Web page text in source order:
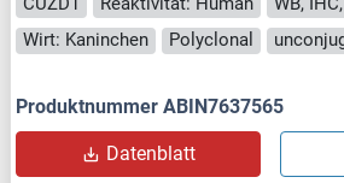
Wirt: Kaninchen
Polyclonal
Produktnummer ABIN7637565
Datenblatt